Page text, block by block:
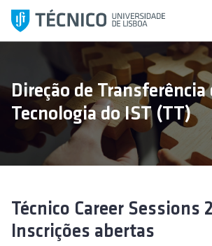
l
a
Direção de Transferência
Tecnologia do IST (TT)
Técnico Career Sessions
Inscrições abertas